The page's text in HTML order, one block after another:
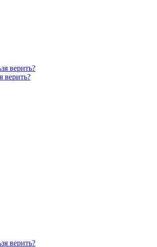
верить?
верить?
верить?